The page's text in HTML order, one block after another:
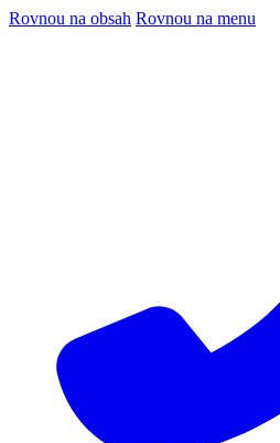
Rovnou na obsah Rovnou na menu